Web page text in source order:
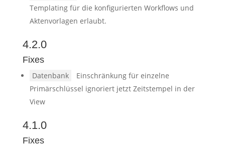
Templating für die konfigurierten Workflows und
Aktenvorlagen erlaubt.
4.2.0
Fixes
Datenbank
Einschränkung für einzelne
Primärschlüssel ignoriert jetzt Zeitstempel in der
View
4.1.0
Fixes